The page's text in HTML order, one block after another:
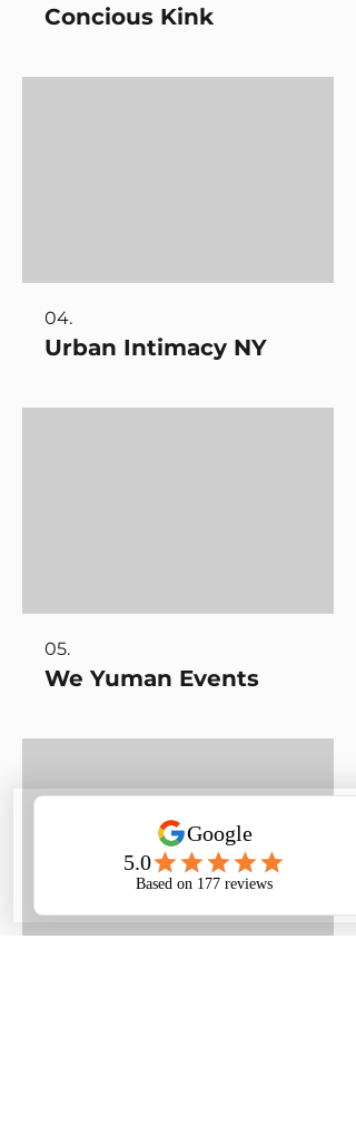
Concious Kink
04.
Urban Intimacy NY
05.
We Yuman Events